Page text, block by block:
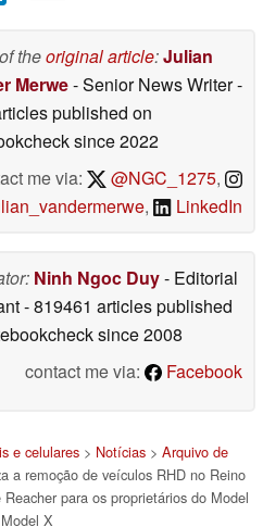
theoriginal article:Julian
Merwe- Senior News Writer-
published on
since 2022
me via:
@NGC_1275,
, LinkedIn
Ninh Ngoc Duy- Editorial
- 819461 articles published
since 2008
contact me via:
Facebook
e celulares> Notícias> Arquivo de
a remoção de veículos RHD no Reino
para os proprietários do Model
X